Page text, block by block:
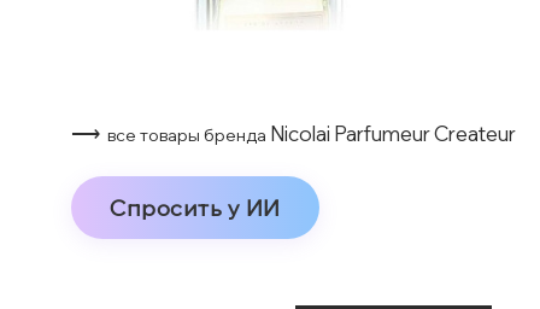
⟶ все товары бренда Nicolai Parfumeur Createur
Спросить у ИИ